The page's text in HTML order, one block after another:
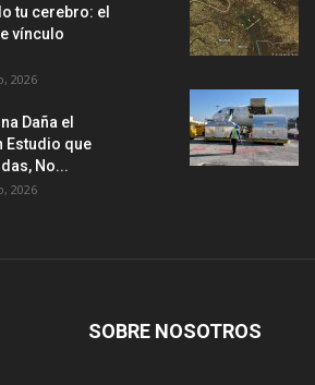
tu cerebro: el
vínculo
2026
Daña el
Estudio que
No...
2026
SOBRE NOSOTROS